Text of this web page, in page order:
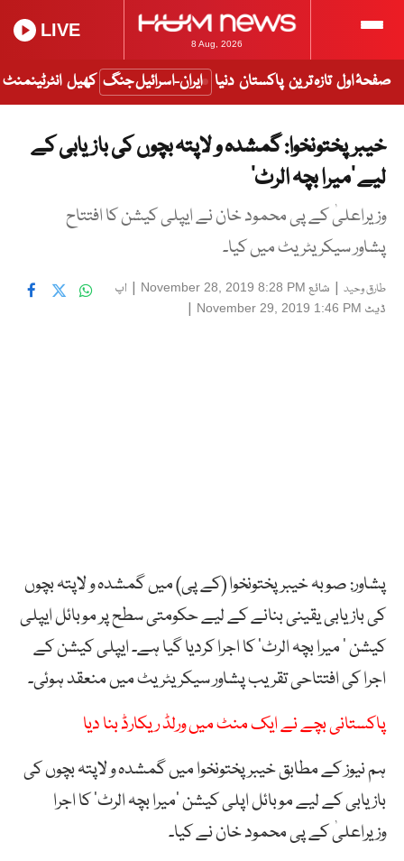
8 Aug, 2026
LIVE
صفحۂ اول تازہ ترین پاکستان دنیا ایران-اسرائیل جنگ کھیل انٹرٹینمنٹ
خیبرپختونخوا: گمشدہ و لاپتہ بچوں کی بازیابی کے
لیے ’میرا بچہ الرٹ‘
وزیراعلیٰ کے پی محمود خان نے ایپلی کیشن کا افتتاح
پشاور سیکریٹریٹ میں کیا۔
طارق وحید | شائع November 28, 2019 8:28 PM
| اپ
ڈیٹ November 29, 2019 1:46 PM
|
پشاور: صوبہ خیبرپختونخوا (کے پی) میں گمشدہ و لاپتہ بچوں
کی بازیابی یقینی بنانے کے لیے حکومتی سطح پر موبائل ایپلی
کیشن ’ میرا بچہ الرٹ‘ کا اجرا کردیا گیا ہے۔ ایپلی کیشن کے
اجرا کی افتتاحی تقریب پشاور سیکریٹریٹ میں منعقد ہوئی۔
پاکستانی بچے نے ایک منٹ میں ورلڈ ریکارڈ بنا دیا
ہم نیوز کے مطابق خیبرپختونخوا میں گمشدہ و لاپتہ بچوں کی
بازیابی کے لیے موبائل اپلی کیشن ’میرا بچہ الرٹ‘ کا اجرا
وزیراعلیٰ کے پی محمود خان نے کیا۔